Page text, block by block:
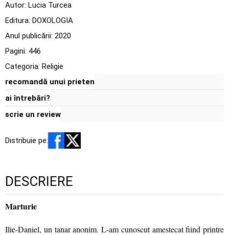
Autor: Lucia Turcea
Editura: DOXOLOGIA
Anul publicării: 2020
Pagini: 446
Categoria: Religie
recomandă unui prieten
ai întrebări?
scrie un review
Distribuie pe:
DESCRIERE
Marturie
Ilie-Daniel, un tanar anonim. L-am cunoscut amestecat fiind printre